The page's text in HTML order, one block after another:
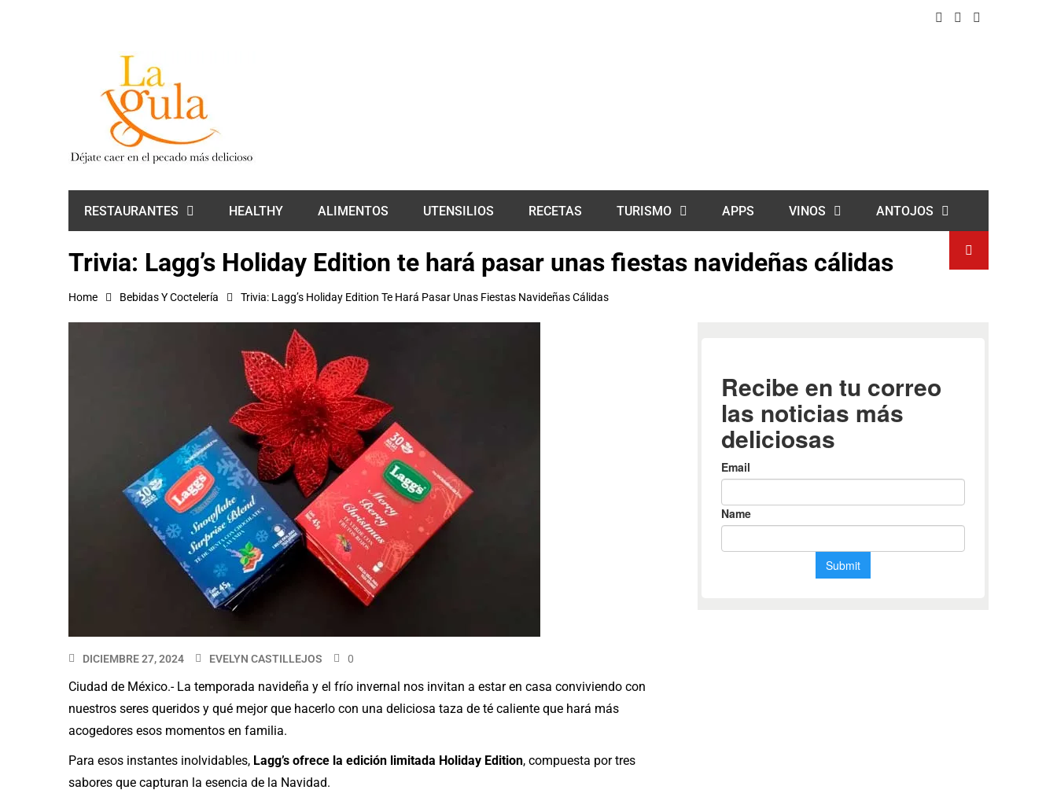
RESTAURANTES HEALTHY ALIMENTOS UTENSILIOS RECETAS TURISMO APPS VINOS ANTOJOS
Trivia: Lagg’s Holiday Edition te hará pasar unas fiestas navideñas cálidas
Home Bebidas Y Coctelería Trivia: Lagg’s Holiday Edition Te Hará Pasar Unas Fiestas Navideñas Cálidas
DICIEMBRE 27, 2024 EVELYN CASTILLEJOS 0
Ciudad de México.- La temporada navideña y el frío invernal nos invitan a estar en casa conviviendo con
nuestros seres queridos y qué mejor que hacerlo con una deliciosa taza de té caliente que hará más
acogedores esos momentos en familia.
Para esos instantes inolvidables, Lagg’s ofrece la edición limitada Holiday Edition, compuesta por tres
sabores que capturan la esencia de la Navidad.